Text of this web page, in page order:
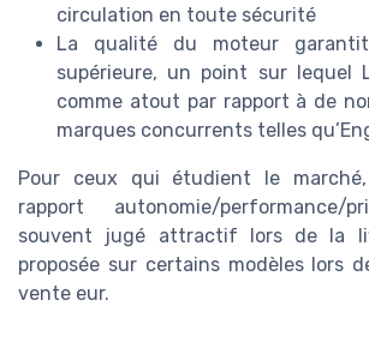
circulation en toute sécurité
La qualité du moteur
supérieure, un point sur lequel
comme atout par rapport à de
marques concurrents telles
Pour ceux qui étudient le
rapport autonomie/
souvent jugé attractif lors de la
proposée sur certains modèles lors
vente eur.